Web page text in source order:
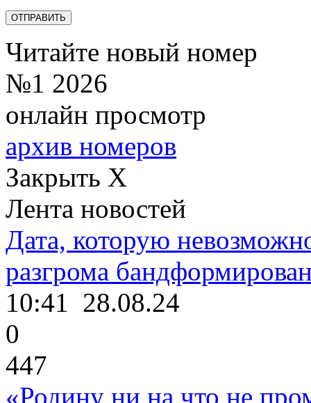
Читайте новый номер
№1 2026
онлайн просмотр
архив номеров
Закрыть X
Лента новостей
Дата, которую
разгрома
10:41 28.08.24
0
447
«Родину ни на что не